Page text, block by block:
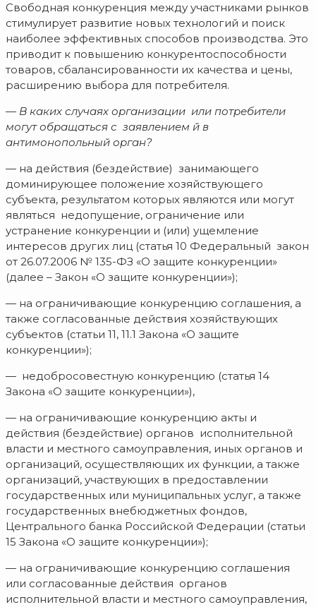
Свободная конкуренция между участниками рынков
стимулирует развитие новых технологий и поиск
наиболее эффективных способов производства. Это
приводит к повышению конкурентоспособности
товаров, сбалансированности их качества и цены,
расширению выбора для потребителя.
— В каких случаях организации или потребители
могут обращаться с заявлением й в
антимонопольный орган?
— на действия (бездействие) занимающего
доминирующее положение хозяйствующего
субъекта, результатом которых являются или могут
являться недопущение, ограничение или
устранение конкуренции и (или) ущемление
интересов других лиц (статья 10 Федеральный закон
от 26.07.2006 № 135-ФЗ «О защите конкуренции»
(далее – Закон «О защите конкуренции»);
— на ограничивающие конкуренцию соглашения, а
также согласованные действия хозяйствующих
субъектов (статьи 11, 11.1 Закона «О защите
конкуренции»);
— недобросовестную конкуренцию (статья 14
Закона «О защите конкуренции»),
— на ограничивающие конкуренцию акты и
действия (бездействие) органов исполнительной
власти и местного самоуправления, иных органов и
организаций, осуществляющих их функции, а также
организаций, участвующих в предоставлении
государственных или муниципальных услуг, а также
государственных внебюджетных фондов,
Центрального банка Российской Федерации (статьи
15 Закона «О защите конкуренции»);
— на ограничивающие конкуренцию соглашения
или согласованные действия органов
исполнительной власти и местного самоуправления,